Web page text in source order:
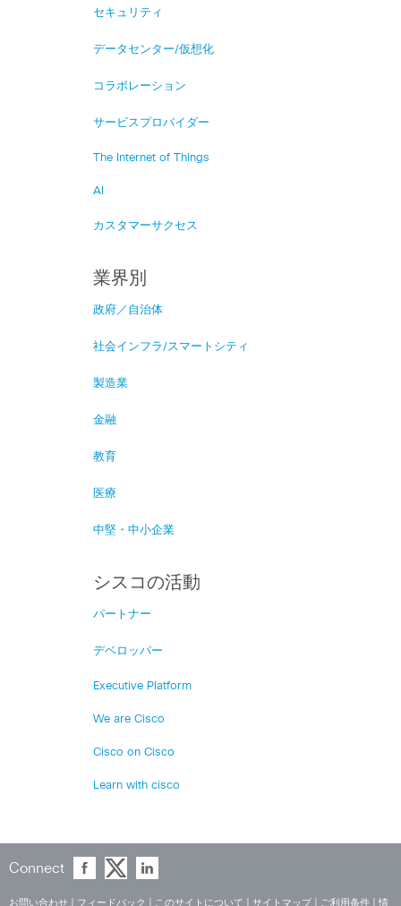
セキュリティ
データセンター/仮想化
コラボレーション
サービスプロバイダー
The Internet of Things
AI
カスタマーサクセス
業界別
政府／自治体
社会インフラ/スマートシティ
製造業
金融
教育
医療
中堅・中小企業
シスコの活動
パートナー
デベロッパー
Executive Platform
We are Cisco
Cisco on Cisco
Learn with cisco
Connect
お問い合わせ フィードバック このサイトについて サイトマップ ご利用条件 情